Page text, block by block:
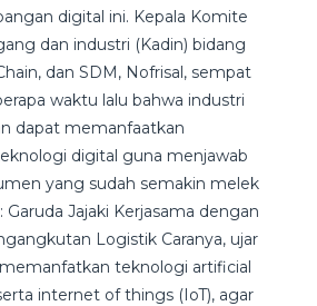
digital ini. Kepala Komite
dan industri (Kadin) bidang
dan SDM, Nofrisal, sempat
waktu lalu bahwa industri
dapat memanfaatkan
digital guna menjawab
yang sudah semakin melek
Garuda Jajaki Kerjasama dengan
Logistik Caranya, ujar
teknologi artificial
internet of things (IoT), agar